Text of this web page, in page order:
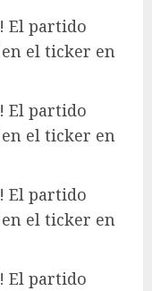
El partido
el ticker en
El partido
el ticker en
El partido
el ticker en
El partido